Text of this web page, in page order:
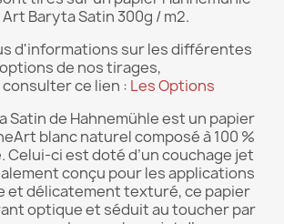
Art Baryta Satin 300g / m2.
d'informations sur les différentes
options de nos tirages,
ce lien : Les Options
Satin de Hahnemühle est un papier
blanc naturel composé à 100 %
Celui-ci est doté d’un couchage jet
conçu pour les applications
et délicatement texturé, ce papier
optique et séduit au toucher par